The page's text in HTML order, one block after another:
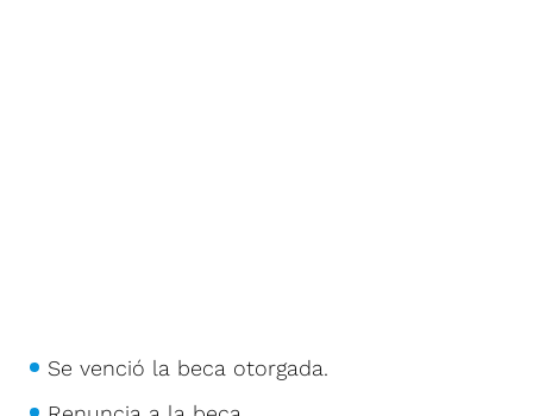
Se venció la beca otorgada.